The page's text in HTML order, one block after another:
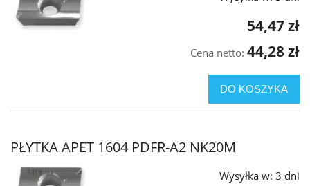
54,47 zł
Cena netto: 44,28 zł
DO KOSZYKA
PŁYTKA APET 1604 PDFR-A2 NK20M
Wysyłka w: 3 dni